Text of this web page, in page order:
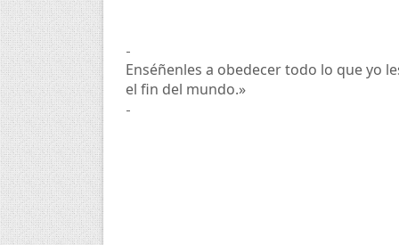
-
Enséñenles a obedecer todo lo que yo
el fin del mundo.»
-